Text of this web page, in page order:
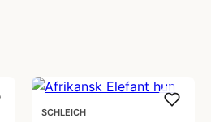
SCHLEICH